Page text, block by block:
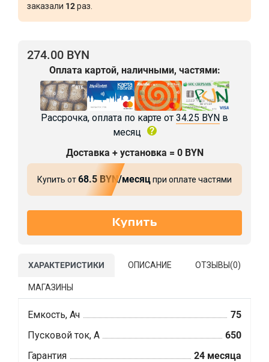
заказали 12раз.
274.00 BYN
Оплата картой, наличными, частями:
Рассрочка, оплата по карте от 34.25 BYN в
месяц
Доставка + установка = 0 BYN
Купить от68.5 BYN/месяцпри оплате частями
ХАРАКТЕРИСТИКИ ОПИСАНИЕ ОТЗЫВЫ(0)
МАГАЗИНЫ
Емкость, Ач
75
Пусковой ток, А
650
Гарантия
24 месяца